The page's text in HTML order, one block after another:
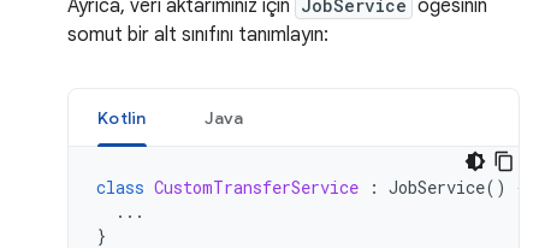
Ayrıca, veri aktarımınız için JobService öğesinin
somut bir alt sınıfını tanımlayın:
Kotlin Java
class CustomTransferService : JobService()
{
...
}